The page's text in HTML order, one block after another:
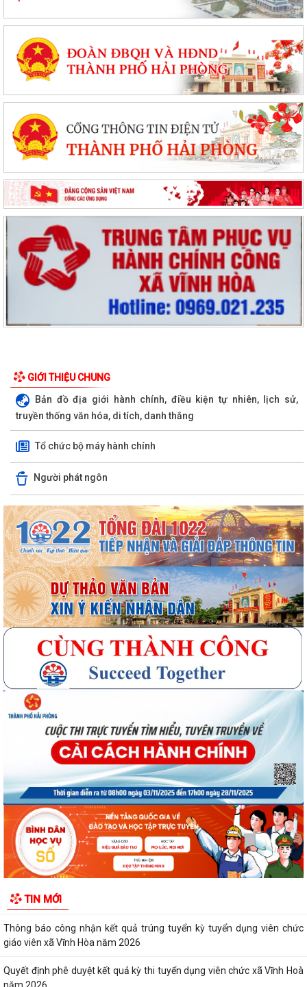
GIỚI THIỆU CHUNG
Bản đồ địa giới hành chính, điều kiện tự nhiên, lịch sử,
truyền thống văn hóa, di tích, danh thắng
Tổ chức bộ máy hành chính
Người phát ngôn
TIN MỚI
Quyết định số 3091/QĐ-UBND ngày 05/8/2026 của UBND thành phố
Về việc công bố thủ tục hành chính ban...
Quyết định số 3095/QĐ-UBND ngày 05/8/2026 của UBND thành phố
Về việc công bố danh mục thủ tục hành...
Quyết định công bố Người phát ngôn xã Vĩnh Hoà
Thông báo đấu giá Quyền sử dụng đất tại thôn Xuân Hùng ( cũ), xã
Vĩnh Hòa, thành phố Hải Phòng.
VI PHẠM HÀNH CHÍNH TRONG LĨNH VỰC ĐẦU TƯ KINH DOANH
Thông báo công nhận kết quả trúng tuyển kỳ tuyển dụng viên chức
giáo viên xã Vĩnh Hòa năm 2026
Quyết định phê duyệt kết quả kỳ thi tuyển dụng viên chức xã Vĩnh Hoà